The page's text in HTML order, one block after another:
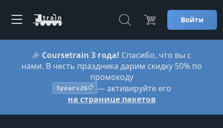
Войти
🎉 Coursetrain 3 года! Спасибо, что вы с
нами. В честь праздника дарим скидку 50% по
промокоду
3years26📋 — активируйте его
на странице пакетов